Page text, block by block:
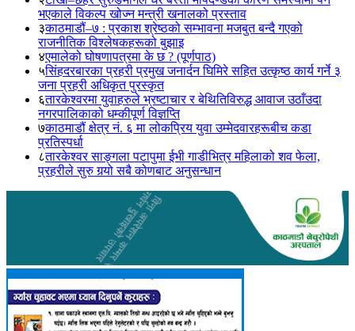
भएकाले विकल्प खोज्न मन्त्री खनालको प्रस्ताव
३काठमाडौं–७ : प्रकाश श्रेष्ठको सम्भावना मजबुत बन्दै गएको
राजनीतिक विश्लेषकहरूको बुझाइ
४एमालेको घोषणापत्रमा के छ ? (पूर्णपाठ)
५सिंहदरबारका प्रहरी प्रमुख जनार्दन घिमिरे सहित उत्कृष्ठ कार्य गर्ने ३
जना प्रहरी अधिकृत पुरस्कृत
६तारकेश्वरमा युवाहरुले भ्रष्टाचार र बेथितिविरुद्ध आवाज उठाँउदा
नगरपालिकाको धम्कीपूर्ण विज्ञप्ति
७काठमाडौं क्षेत्र नं. ६ मा लोकप्रिय युवा उम्मेदवारहरूबीच कडा
प्रतिस्पर्धा
८तारकेश्वर साङ्गला पटापुमा ईभी गाडीभित्र महिलाको शव फेला,
प्रहरीले सुरु गर्‍यो सबै कोणबाट अनुसन्धान